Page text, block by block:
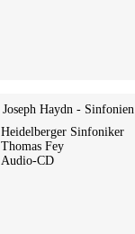
Joseph Haydn -
Heidelberger Sinfoniker
Thomas Fey
Audio-CD